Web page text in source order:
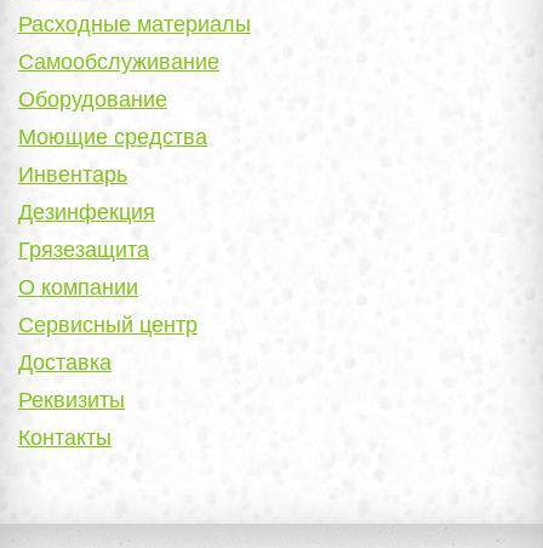
Расходные материалы
Самообслуживание
Оборудование
Моющие средства
Инвентарь
Дезинфекция
Грязезащита
О компании
Сервисный центр
Доставка
Реквизиты
Контакты